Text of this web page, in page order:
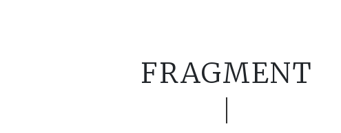
FRAGMENT